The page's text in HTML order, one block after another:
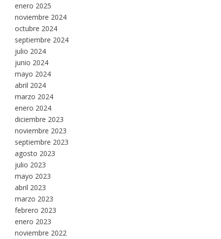
enero 2025
noviembre 2024
octubre 2024
septiembre 2024
julio 2024
junio 2024
mayo 2024
abril 2024
marzo 2024
enero 2024
diciembre 2023
noviembre 2023
septiembre 2023
agosto 2023
julio 2023
mayo 2023
abril 2023
marzo 2023
febrero 2023
enero 2023
noviembre 2022